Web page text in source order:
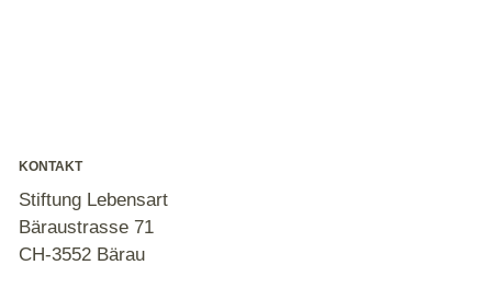
KONTAKT
Stiftung Lebensart
Bäraustrasse 71
CH-3552 Bärau